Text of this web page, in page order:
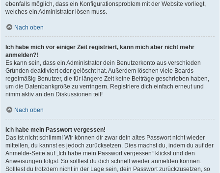
ebenfalls möglich, dass ein Konfigurationsproblem mit der Website vorliegt,
welches ein Administrator lösen muss.
Nach oben
Ich habe mich vor einiger Zeit registriert, kann mich aber nicht mehr
anmelden?!
Es kann sein, dass ein Administrator dein Benutzerkonto aus verschieden
Gründen deaktiviert oder gelöscht hat. Außerdem löschen viele Boards
regelmäßig Benutzer, die für längere Zeit keine Beiträge geschrieben haben,
um die Datenbankgröße zu verringern. Registriere dich einfach erneut und
nimm aktiv an den Diskussionen teil!
Nach oben
Ich habe mein Passwort vergessen!
Das ist nicht schlimm! Wir können dir zwar dein altes Passwort nicht wieder
mitteilen, du kannst es jedoch zurücksetzen. Dies machst du, indem du auf der
Anmelde-Seite auf „Ich habe mein Passwort vergessen“ klickst und den
Anweisungen folgst. So solltest du dich schnell wieder anmelden können.
Solltest du trotzdem nicht in der Lage sein, dein Passwort zurückzusetzen, so